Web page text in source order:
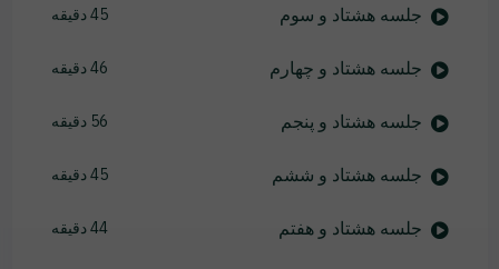
جلسه هشتاد و سوم 45 دقیقه
جلسه هشتاد و چهارم 46 دقیقه
جلسه هشتاد و پنجم 56 دقیقه
جلسه هشتاد و ششم 45 دقیقه
جلسه هشتاد و هفتم 44 دقیقه